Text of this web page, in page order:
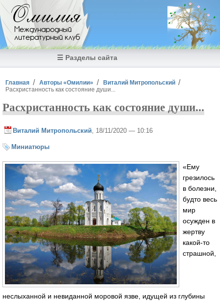
Перейти к основному содержанию
Омилия
Международный
литературный клуб
☰ Разделы сайта
Вы здесь
Главная Авторы «Омилии»
Виталий Митропольский
Расхристанность как состояние души...
Расхристанность как состояние души...
Виталий Митропольский , 18/11/2020 — 10:16
Миниатюры
«Ему
грезилось
в болезни,
будто весь
мир
осужден в
жертву
какой-то
страшной,
неслыханной и невиданной моровой язве, идущей из глубины